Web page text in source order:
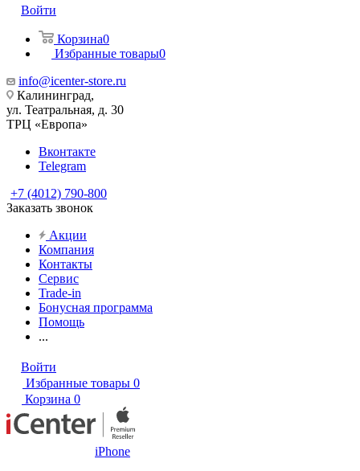
Войти
Корзина0
Избранные товары0
info@icenter-store.ru
Калининград,
ул. Театральная, д. 30
ТРЦ «Европа»
Вконтакте
Telegram
+7 (4012) 790-800
Заказать звонок
Акции
Компания
Контакты
Сервис
Trade-in
Бонусная программа
Помощь
...
Войти
Избранные товары 0
Корзина 0
iPhone